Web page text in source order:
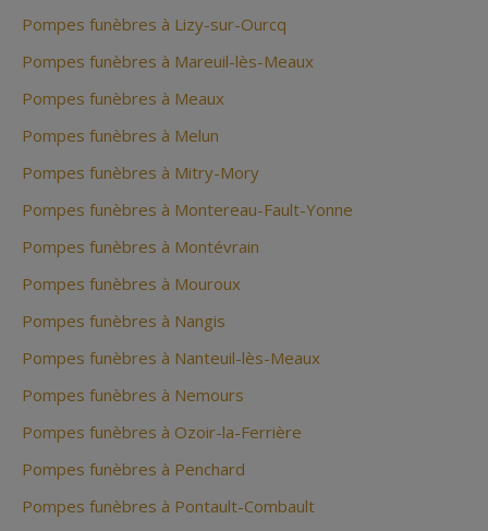
Pompes funèbres à Lizy-sur-Ourcq
Pompes funèbres à Mareuil-lès-Meaux
Pompes funèbres à Meaux
Pompes funèbres à Melun
Pompes funèbres à Mitry-Mory
Pompes funèbres à Montereau-Fault-Yonne
Pompes funèbres à Montévrain
Pompes funèbres à Mouroux
Pompes funèbres à Nangis
Pompes funèbres à Nanteuil-lès-Meaux
Pompes funèbres à Nemours
Pompes funèbres à Ozoir-la-Ferrière
Pompes funèbres à Penchard
Pompes funèbres à Pontault-Combault